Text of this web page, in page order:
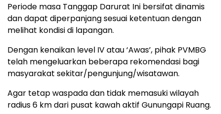
Periode masa Tanggap Darurat Ini bersifat dinamis
dan dapat diperpanjang sesuai ketentuan dengan
melihat kondisi di lapangan.
Dengan kenaikan level IV atau ‘Awas’, pihak PVMBG
telah mengeluarkan beberapa rekomendasi bagi
masyarakat sekitar/pengunjung/wisatawan.
Agar tetap waspada dan tidak memasuki wilayah
radius 6 km dari pusat kawah aktif Gunungapi Ruang.